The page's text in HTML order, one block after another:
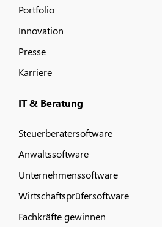
Portfolio
Innovation
Presse
Karriere
IT & Beratung
Steuerberatersoftware
Anwaltssoftware
Unternehmenssoftware
Wirtschaftsprüfersoftware
Fachkräfte gewinnen